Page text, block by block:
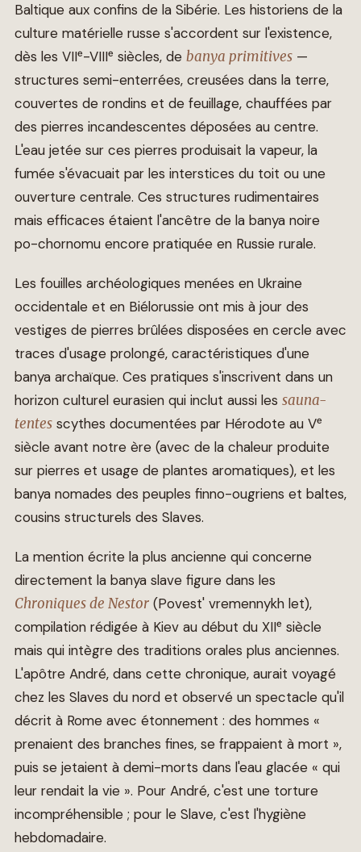
Baltique aux confins de la Sibérie. Les historiens de la
culture matérielle russe s'accordent sur l'existence,
dès les VIIᵉ-VIIIᵉ siècles, de banya primitives—
structures semi-enterrées, creusées dans la terre,
couvertes de rondins et de feuillage, chauffées par
des pierres incandescentes déposées au centre.
L'eau jetée sur ces pierres produisait la vapeur, la
fumée s'évacuait par les interstices du toit ou une
ouverture centrale. Ces structures rudimentaires
mais efficaces étaient l'ancêtre de la banya noire
po-chornomu encore pratiquée en Russie rurale.
Les fouilles archéologiques menées en Ukraine
occidentale et en Biélorussie ont mis à jour des
vestiges de pierres brûlées disposées en cercle avec
traces d'usage prolongé, caractéristiques d'une
banya archaïque. Ces pratiques s'inscrivent dans un
horizon culturel eurasien qui inclut aussi les sauna-
tentesscythes documentées par Hérodote au Vᵉ
siècle avant notre ère (avec de la chaleur produite
sur pierres et usage de plantes aromatiques), et les
banya nomades des peuples finno-ougriens et baltes,
cousins structurels des Slaves.
La mention écrite la plus ancienne qui concerne
directement la banya slave figure dans les
Chroniques de Nestor(Povest' vremennykh let),
compilation rédigée à Kiev au début du XIIᵉ siècle
mais qui intègre des traditions orales plus anciennes.
L'apôtre André, dans cette chronique, aurait voyagé
chez les Slaves du nord et observé un spectacle qu'il
décrit à Rome avec étonnement : des hommes «
prenaient des branches fines, se frappaient à mort »,
puis se jetaient à demi-morts dans l'eau glacée « qui
leur rendait la vie ». Pour André, c'est une torture
incompréhensible ; pour le Slave, c'est l'hygiène
hebdomadaire.